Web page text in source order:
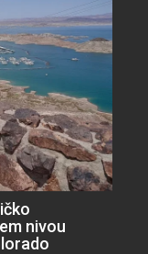
nivou